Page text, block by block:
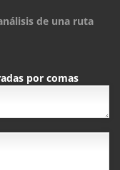
de una ruta
por comas